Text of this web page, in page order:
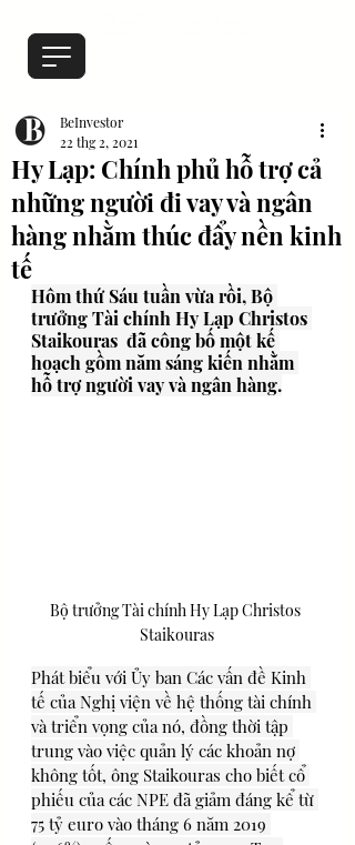
Hy Lạp: Chính phủ hỗ trợ cả
những người đi vay và ngân
hàng nhằm thúc đẩy nền kinh
tế
BeInvestor
22 thg 2, 2021
Hôm thứ Sáu tuần vừa rồi, Bộ
trưởng Tài chính Hy Lạp Christos
Staikouras  đã công bố một kế
hoạch gồm năm sáng kiến nhằm
hỗ trợ người vay và ngân hàng.
Bộ trưởng Tài chính Hy Lạp Christos
Staikouras
Phát biểu với Ủy ban Các vấn đề Kinh
tế của Nghị viện về hệ thống tài chính
và triển vọng của nó, đồng thời tập
trung vào việc quản lý các khoản nợ
không tốt, ông Staikouras cho biết cổ
phiếu của các NPE đã giảm đáng kể từ
75 tỷ euro vào tháng 6 năm 2019